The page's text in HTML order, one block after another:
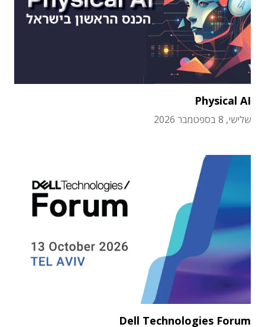
Physical AI
שלישי, 8 בספטמבר 2026
Dell Technologies Forum